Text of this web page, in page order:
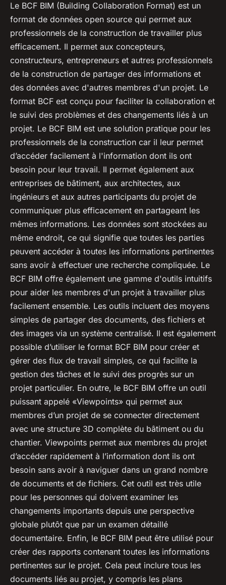
Le BCF BIM (Building Collaboration Format) est un
format de données open source qui permet aux
professionnels de la construction de travailler plus
efficacement. Il permet aux concepteurs,
constructeurs, entrepreneurs et autres professionnels
de la construction de partager des informations et
des données avec d'autres membres d'un projet. Le
format BCF est conçu pour faciliter la collaboration et
le suivi des problèmes et des changements liés à un
projet. Le BCF BIM est une solution pratique pour les
professionnels de la construction car il leur permet
d’accéder facilement à l'information dont ils ont
besoin pour leur travail. Il permet également aux
entreprises de bâtiment, aux architectes, aux
ingénieurs et aux autres participants du projet de
communiquer plus efficacement en partageant les
mêmes informations. Les données sont stockées au
même endroit, ce qui signifie que toutes les parties
peuvent accéder à toutes les informations pertinentes
sans avoir à effectuer une recherche compliquée. Le
BCF BIM offre également une gamme d'outils intuitifs
pour aider les membres d'un projet à travailler plus
facilement ensemble. Les outils incluent des moyens
simples de partager des documents, des fichiers et
des images via un système centralisé. Il est également
possible d’utiliser le format BCF BIM pour créer et
gérer des flux de travail simples, ce qui facilite la
gestion des tâches et le suivi des progrès sur un
projet particulier. En outre, le BCF BIM offre un outil
puissant appelé «Viewpoints» qui permet aux
membres d’un projet de se connecter directement
avec une structure 3D complète du bâtiment ou du
chantier. Viewpoints permet aux membres du projet
d’accéder rapidement à l’information dont ils ont
besoin sans avoir à naviguer dans un grand nombre
de documents et de fichiers. Cet outil est très utile
pour les personnes qui doivent examiner les
changements importants depuis une perspective
globale plutôt que par un examen détaillé
documentaire. Enfin, le BCF BIM peut être utilisé pour
créer des rapports contenant toutes les informations
pertinentes sur le projet. Cela peut inclure tous les
documents liés au projet, y compris les plans